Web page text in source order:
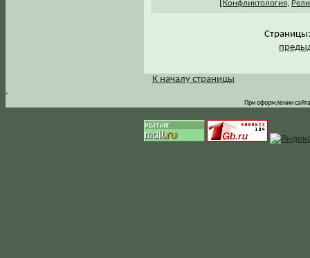
Конфликтология
.
К началу страницы
При оформлении